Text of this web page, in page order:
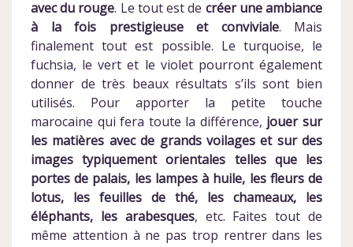
avec du rouge. Le tout est de créer une ambiance
à la fois prestigieuse et conviviale. Mais
finalement tout est possible. Le turquoise, le
fuchsia, le vert et le violet pourront également
donner de très beaux résultats s’ils sont bien
utilisés. Pour apporter la petite touche
marocaine qui fera toute la différence, jouer sur
les matières avec de grands voilages et sur des
images typiquement orientales telles que les
portes de palais, les lampes à huile, les fleurs de
lotus, les feuilles de thé, les chameaux, les
éléphants, les arabesques, etc. Faites tout de
même attention à ne pas trop rentrer dans les